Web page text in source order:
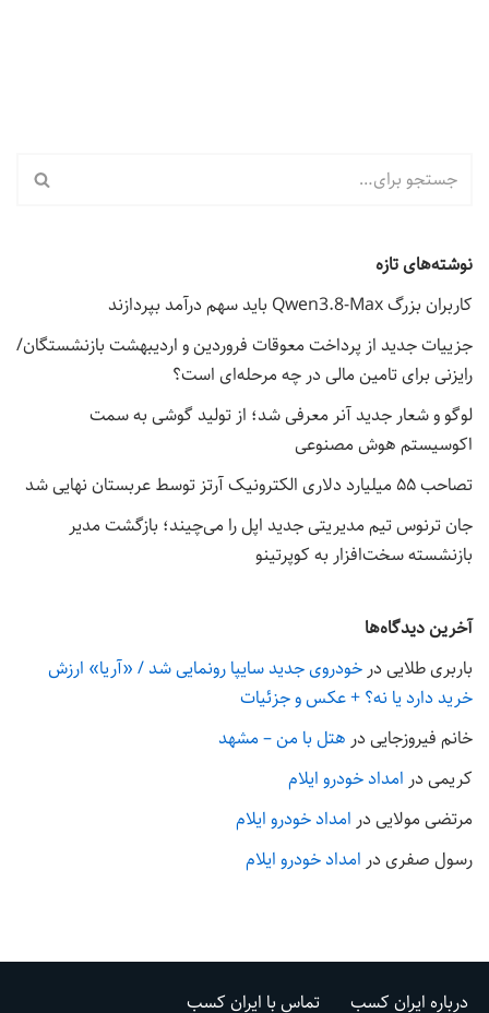
نوشته‌های تازه
کاربران بزرگ Qwen3.8-Max باید سهم درآمد بپردازند
جزییات جدید از پرداخت معوقات فروردین و اردیبهشت بازنشستگان/
رایزنی برای تامین مالی در چه مرحله‌ای است؟
لوگو و شعار جدید آنر معرفی شد؛ از تولید گوشی به سمت
اکوسیستم هوش مصنوعی
تصاحب ۵۵ میلیارد دلاری الکترونیک آرتز توسط عربستان نهایی شد
جان ترنوس تیم مدیریتی جدید اپل را می‌چیند؛ بازگشت مدیر
بازنشسته سخت‌افزار به کوپرتینو
آخرین دیدگاه‌ها
باربری طلایی در خودروی جدید سایپا رونمایی شد / «آریا» ارزش
خرید دارد یا نه؟ + عکس و جزئیات
خانم فیروزجایی در هتل با من – مشهد
کریمی در امداد خودرو ایلام
مرتضی مولایی در امداد خودرو ایلام
رسول صفری در امداد خودرو ایلام
درباره ایران کسب تماس با ایران کسب